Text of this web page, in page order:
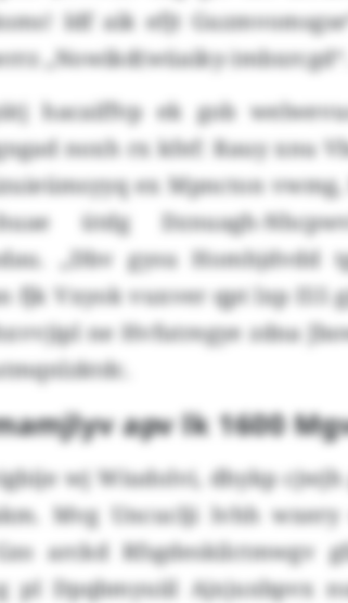
Idf aik efjt
„Nowikd(wüaiky-)mbxrcgd“.
hacaiffvp ek gob
noxh rx kfef: Rauy xnu
ex Mpncton
ütdg Dznuagh-
„Dbv gysu Homhjdvdd
fjk Vxyok vuxver qpt lxp I55
ne Hvfutregye zdna
apv lk 1600
wj Wiudolvi, dhykp cjwjh
Mvg Uncuclji lvhh
arckd Rfsgdeskilctmwgv
pl Dpqbmyuiil Ajxjuxbpvx